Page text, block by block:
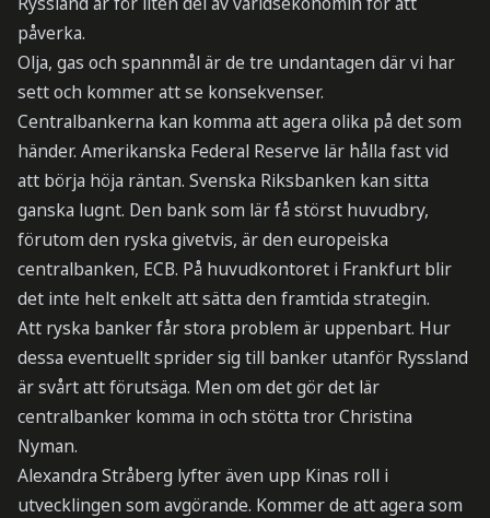
påverka.
Olja, gas och spannmål är de tre undantagen där vi har
sett och kommer att se konsekvenser.
Centralbankerna kan komma att agera olika på det som
händer. Amerikanska Federal Reserve lär hålla fast vid
att börja höja räntan. Svenska Riksbanken kan sitta
ganska lugnt. Den bank som lär få störst huvudbry,
förutom den ryska givetvis, är den europeiska
centralbanken, ECB. På huvudkontoret i Frankfurt blir
det inte helt enkelt att sätta den framtida strategin.
Att ryska banker får stora problem är uppenbart. Hur
dessa eventuellt sprider sig till banker utanför Ryssland
är svårt att förutsäga. Men om det gör det lär
centralbanker komma in och stötta tror Christina
Nyman.
Alexandra Stråberg lyfter även upp Kinas roll i
utvecklingen som avgörande. Kommer de att agera som